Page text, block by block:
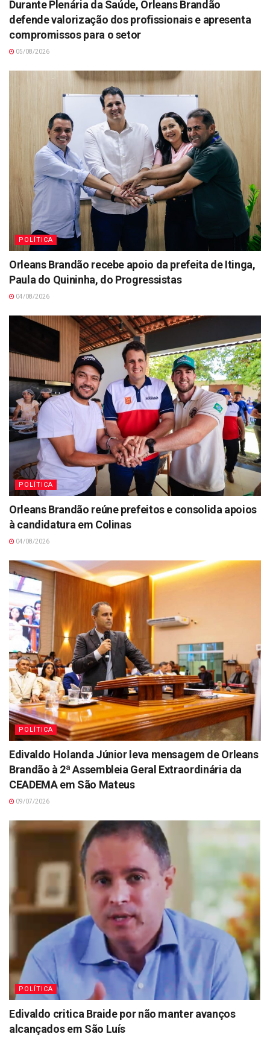
Durante Plenária da Saúde, Orleans Brandão
defende valorização dos profissionais e apresenta
compromissos para o setor
05/08/2026
POLÍTICA
Orleans Brandão recebe apoio da prefeita de Itinga,
Paula do Quininha, do Progressistas
04/08/2026
POLÍTICA
Orleans Brandão reúne prefeitos e consolida apoios
à candidatura em Colinas
04/08/2026
POLÍTICA
Edivaldo Holanda Júnior leva mensagem de Orleans
Brandão à 2ª Assembleia Geral Extraordinária da
CEADEMA em São Mateus
09/07/2026
POLÍTICA
Edivaldo critica Braide por não manter avanços
alcançados em São Luís